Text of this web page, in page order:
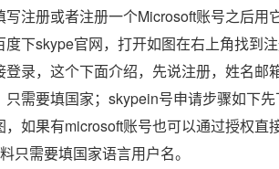
注册或者注册一个Microsoft账号之后用
下skype官网，打开如图在右上角找到
录，这个下面介绍，先说注册，姓名邮
需要填国家；skypein号申请步骤如下
如果有microsoft账号也可以通过授权直
只需要填国家语言用户名。